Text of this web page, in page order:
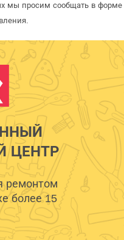
мы просим сообщать в форме
ЦЕНТР
ремонтом
более 15